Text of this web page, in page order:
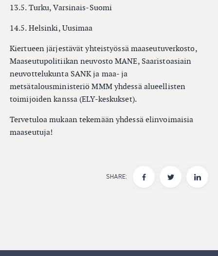
13.5. Turku, Varsinais-Suomi
14.5. Helsinki, Uusimaa
Kiertueen järjestävät yhteistyössä maaseutuverkosto,
Maaseutupolitiikan neuvosto MANE, Saaristoasiain
neuvottelukunta SANK ja maa- ja
metsätalousministeriö MMM yhdessä alueellisten
toimijoiden kanssa (ELY-keskukset).
Tervetuloa mukaan tekemään yhdessä elinvoimaisia
maaseutuja!
SHARE: